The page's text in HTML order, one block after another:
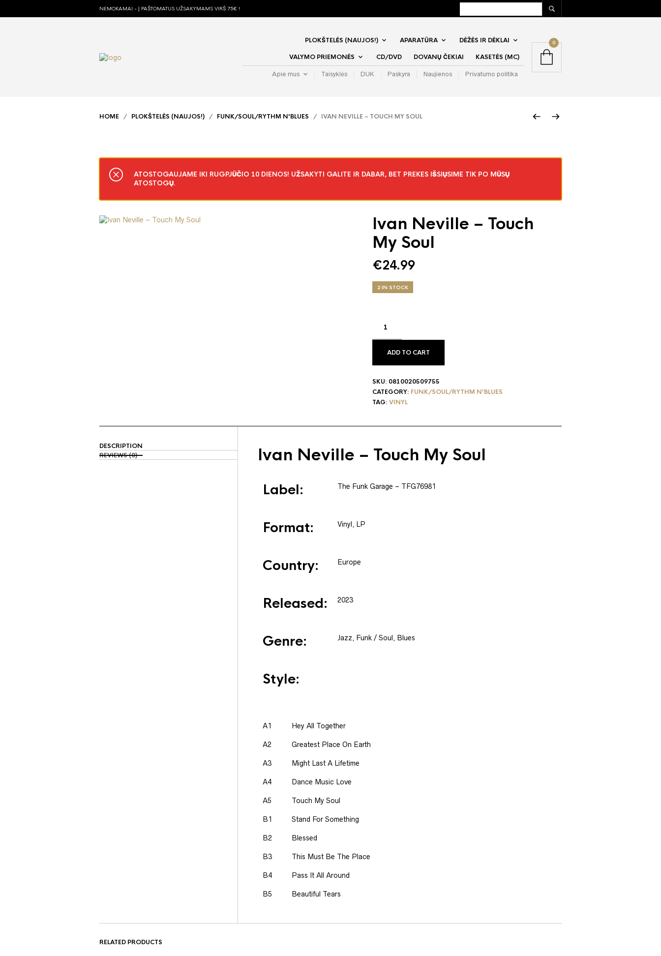
NEMOKAMAI - Į PAŠTOMATUS UŽSAKYMAMS VIRŠ 75€ !
PLOKŠTELĖS (NAUJOS!) APARATŪRA DĖŽĖS IR DĖKLAI
VALYMO PRIEMONĖS CD/DVD DOVANŲ ČEKIAI KASETĖS (MC)
Apie mus Taisyklės DUK Paskyra Naujienos Privatumo politika
0
HOME / PLOKŠTELĖS (NAUJOS!) / FUNK/SOUL/RYTHM N'BLUES / IVAN NEVILLE – TOUCH MY SOUL
ATOSTOGAUJAME IKI RUGPJŪČIO 10 DIENOS! UŽSAKYTI GALITE IR DABAR, BET PREKES IŠSIŲSIME TIK PO MŪSŲ
ATOSTOGŲ.
Ivan Neville – Touch
My Soul
€24.99
2 IN STOCK
ADD TO CART
SKU: 0810020509755
CATEGORY: FUNK/SOUL/RYTHM N'BLUES
TAG: VINYL
DESCRIPTION
REVIEWS (0)
Ivan Neville – Touch My Soul
Label: The Funk Garage – TFG76981
Format: Vinyl , LP
Country: Europe
Released: 2023
Genre: Jazz, Funk / Soul, Blues
Style:
A1 Hey All Together
A2 Greatest Place On Earth
A3 Might Last A Lifetime
A4 Dance Music Love
A5 Touch My Soul
B1 Stand For Something
B2 Blessed
B3 This Must Be The Place
B4 Pass It All Around
B5 Beautiful Tears
RELATED PRODUCTS